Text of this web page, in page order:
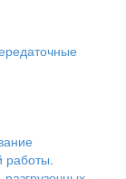
работы.